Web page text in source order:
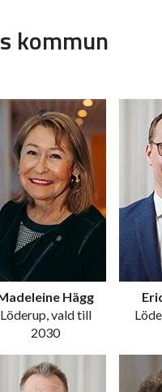
kommun
Hägg
Löderup, vald till
2030